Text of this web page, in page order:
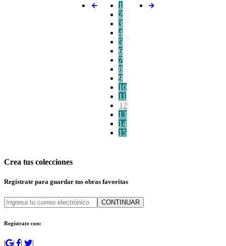
1
2
3
4
5
6
7
8
9
10
11
12
13
14
15
Crea tus colecciones
Regístrate para guardar tus obras favoritas
CONTINUAR
Regístrate con:
| | | |